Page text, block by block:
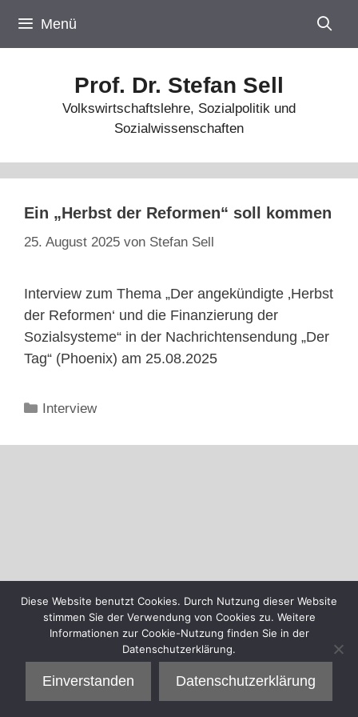
Inhalt
springen
Menü
Prof. Dr. Stefan Sell
Volkswirtschaftslehre, Sozialpolitik und
Sozialwissenschaften
Ein „Herbst der Reformen“ soll kommen
25. August 2025 von Stefan Sell
Interview zum Thema „Der angekündigte ‚Herbst
der Reformen‘ und die Finanzierung der
Sozialsysteme“ in der Nachrichtensendung „Der
Tag“ (Phoenix) am 25.08.2025
Kategorien
Interview
Diese Website benutzt Cookies. Durch Nutzung dieser Website
stimmen Sie der Verwendung von Cookies zu. Weitere
Informationen zur Cookie-Nutzung finden Sie in der
Datenschutzerklärung.
Einverstanden Datenschutzerklärung